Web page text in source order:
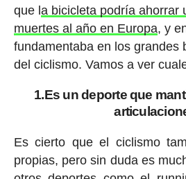
que la bicicleta podría ahorrar
muertes al año en Europa, y
fundamentaba en los grandes
del ciclismo. Vamos a ver
1.Es un deporte que
Es cierto que el ciclismo
propias, pero sin duda es